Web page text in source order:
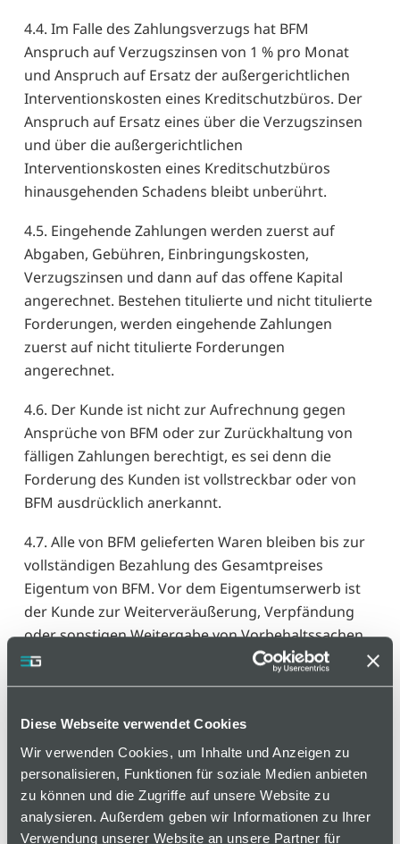
Diese Webseite verwendet Cookies
Wir verwenden Cookies, um Inhalte und Anzeigen zu
personalisieren, Funktionen für soziale Medien anbieten
zu können und die Zugriffe auf unsere Website zu
analysieren. Außerdem geben wir Informationen zu Ihrer
Verwendung unserer Website an unsere Partner für
4.4. Im Falle des Zahlungsverzugs hat BFM
Anspruch auf Verzugszinsen von 1 % pro Monat
und Anspruch auf Ersatz der außergerichtlichen
Interventionskosten eines Kreditschutzbüros. Der
Anspruch auf Ersatz eines über die Verzugszinsen
und über die außergerichtlichen
Interventionskosten eines Kreditschutzbüros
hinausgehenden Schadens bleibt unberührt.
4.5. Eingehende Zahlungen werden zuerst auf
Abgaben, Gebühren, Einbringungskosten,
Verzugszinsen und dann auf das offene Kapital
angerechnet. Bestehen titulierte und nicht titulierte
Forderungen, werden eingehende Zahlungen
zuerst auf nicht titulierte Forderungen
angerechnet.
4.6. Der Kunde ist nicht zur Aufrechnung gegen
Ansprüche von BFM oder zur Zurückhaltung von
fälligen Zahlungen berechtigt, es sei denn die
Forderung des Kunden ist vollstreckbar oder von
BFM ausdrücklich anerkannt.
4.7. Alle von BFM gelieferten Waren bleiben bis zur
vollständigen Bezahlung des Gesamtpreises
Eigentum von BFM. Vor dem Eigentumserwerb ist
der Kunde zur Weiterveräußerung, Verpfändung
oder sonstigen Weitergabe von Vorbehaltssachen
an Dritte nur mit vorheriger schriftlicher
Zustimmung von BFM berechtigt. Der
sämtlicher aus der Geschäftsbeziehung mit dem
Kunden resultierender Kundenforderungen und
gibt BFM das Recht zum sofortigen
Vertragsrücktritt.
Auch ohne Erklärung eines Vertragsrücktritts kann